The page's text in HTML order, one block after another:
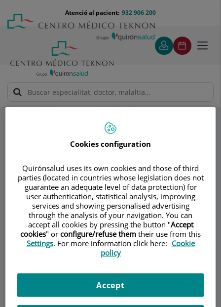
contingut
Menú
teléfono
cabecera
932 906 200
Atenció al pacient:
Especialitats
Dr. Francisco Javier Güell Peris
Dr. Francisco Javier
Güell Peris
CARDIOLOGIA ADULTS
ContacteDades d'interès
Cookies configuration
Quirónsalud uses its own cookies and those of third
parties (located in countries whose legislation does not
guarantee an adequate level of data protection) for
user authentication, statistical analysis, improving
services and showing personalised advertising
through the analysis of your navigation. You can
accept all cookies by pressing the button "Accept
cookies" or configure/refuse them their use from this
Settings. For more information click here: Cookie
policy
Accept